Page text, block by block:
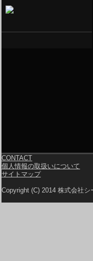
CONTACT
個人情報の取扱いについて
サイトマップ
Copyright (C) 2014 株式会社